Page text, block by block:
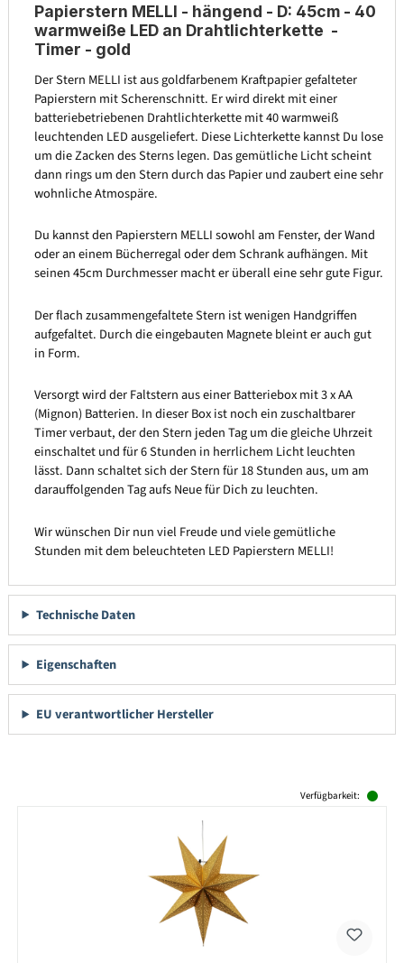
Papierstern MELLI - hängend - D: 45cm - 40
warmweiße LED an Drahtlichterkette -
Timer - gold
Der Stern MELLI ist aus goldfarbenem Kraftpapier gefalteter
Papierstern mit Scherenschnitt. Er wird direkt mit einer
batteriebetriebenen Drahtlichterkette mit 40 warmweiß
leuchtenden LED ausgeliefert. Diese Lichterkette kannst Du lose
um die Zacken des Sterns legen. Das gemütliche Licht scheint
dann rings um den Stern durch das Papier und zaubert eine sehr
wohnliche Atmospäre.
Du kannst den Papierstern MELLI sowohl am Fenster, der Wand
oder an einem Bücherregal oder dem Schrank aufhängen. Mit
seinen 45cm Durchmesser macht er überall eine sehr gute Figur.
Der flach zusammengefaltete Stern ist wenigen Handgriffen
aufgefaltet. Durch die eingebauten Magnete bleint er auch gut
in Form.
Versorgt wird der Faltstern aus einer Batteriebox mit 3 x AA
(Mignon) Batterien. In dieser Box ist noch ein zuschaltbarer
Timer verbaut, der den Stern jeden Tag um die gleiche Uhrzeit
einschaltet und für 6 Stunden in herrlichem Licht leuchten
lässt. Dann schaltet sich der Stern für 18 Stunden aus, um am
darauffolgenden Tag aufs Neue für Dich zu leuchten.
Wir wünschen Dir nun viel Freude und viele gemütliche
Stunden mit dem beleuchteten LED Papierstern MELLI!
Technische Daten
Eigenschaften
EU verantwortlicher Hersteller
Verfügbarkeit: